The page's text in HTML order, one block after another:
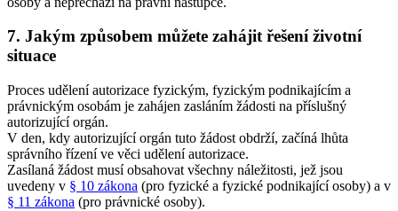
7. Jakým způsobem můžete zahájit řešení životní
situace
Proces udělení autorizace fyzickým, fyzickým podnikajícím a
právnickým osobám je zahájen zasláním žádosti na příslušný
autorizující orgán.
V den, kdy autorizující orgán tuto žádost obdrží, začíná lhůta
správního řízení ve věci udělení autorizace.
Zasílaná žádost musí obsahovat všechny náležitosti, jež jsou
uvedeny v § 10 zákona (pro fyzické a fyzické podnikající osoby) a v
§ 11 zákona (pro právnické osoby).